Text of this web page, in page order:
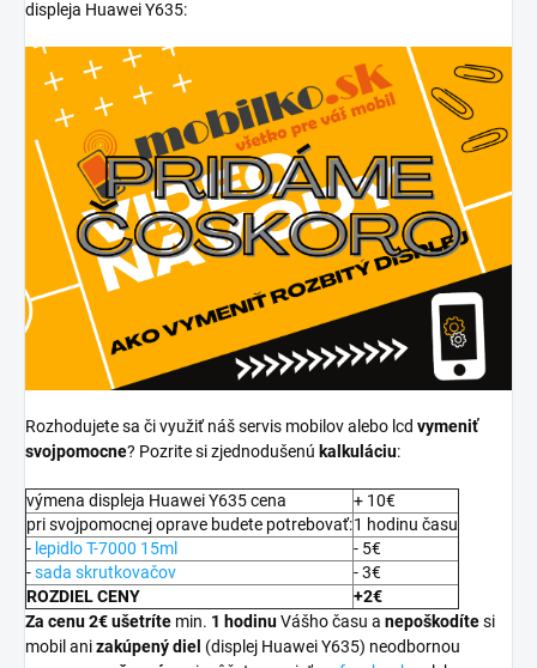
displeja Huawei Y635:
Rozhodujete sa či využiť náš servis mobilov alebo lcd vymeniť
svojpomocne? Pozrite si zjednodušenú kalkuláciu:
výmena displeja Huawei Y635 cena
+ 10€
pri svojpomocnej oprave budete potrebovať:1 hodinu času
- lepidlo T-7000 15ml
- 5€
-sada skrutkovačov
- 3€
ROZDIEL CENY
+2€
Za cenu 2€ ušetríte min. 1 hodinuVášho času a nepoškodítesi
mobil anizakúpený diel (displej Huawei Y635) neodbornou